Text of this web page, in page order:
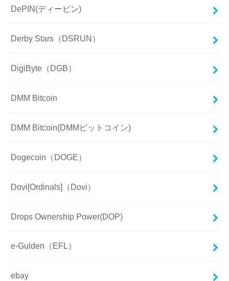
DePIN(ディーピン)
Derby Stars（DSRUN）
DigiByte（DGB）
DMM Bitcoin
DMM Bitcoin(DMMビットコイン)
Dogecoin（DOGE）
Dovi[Ordinals]（Dovi）
Drops Ownership Power(DOP)
e-Gulden（EFL）
ebay